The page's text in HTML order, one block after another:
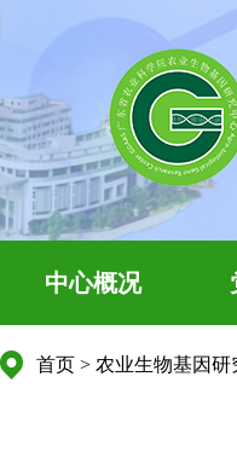
中心概况
首页 > 农业生物基因研